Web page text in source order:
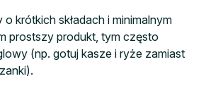
krótkich składach i minimalnym
prostszy produkt, tym często
(np. gotuj kasze i ryże zamiast